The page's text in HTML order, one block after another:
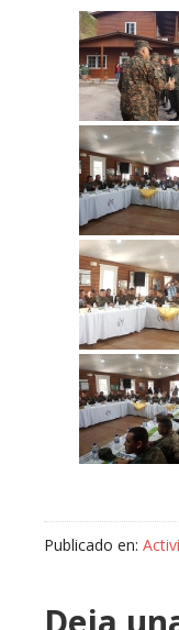
Publicado en: